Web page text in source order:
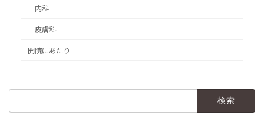
内科
皮膚科
開院にあたり